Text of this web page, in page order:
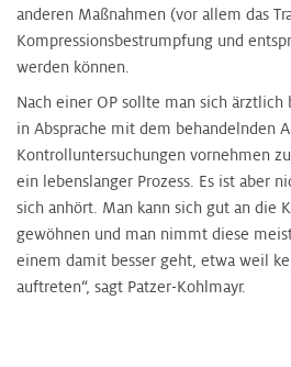
anderen Maßnahmen (vor allem das
Kompressionsbestrumpfung und
werden können.
Nach einer OP sollte man sich
in Absprache mit dem behandelnden
Kontrolluntersuchungen vornehmen
ein lebenslanger Prozess. Es ist aber
sich anhört. Man kann sich gut an die
gewöhnen und man nimmt diese
einem damit besser geht, etwa weil
auftreten“, sagt Patzer-Kohlmayr.